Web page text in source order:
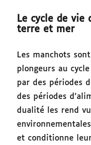
Le cycle de vie
terre et mer
Les manchots
plongeurs au
par des périodes
des périodes
dualité les rend
et conditionne